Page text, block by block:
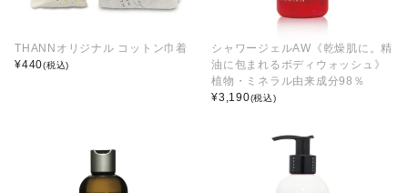
THANNオリジナル コットン巾着
¥440(税込)
シャワージェルAW《乾燥肌に。精
油に包まれるボディウォッシュ》
植物・ミネラル由来成分98％
¥3,190(税込)